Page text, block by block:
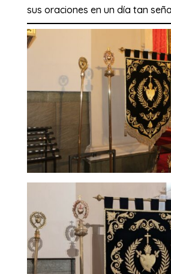
sus oraciones en un día tan